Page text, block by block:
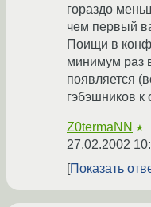
гораздо
чем первый
Поищи в
минимум раз
появляется
гэбэшников к
Z0termaNN ★
27.02.2002
Показать